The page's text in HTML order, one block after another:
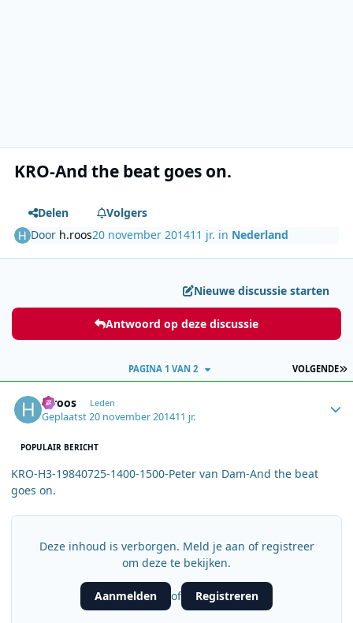
KRO-And the beat goes on.
Delen
Volgers
Door h.roos20 november 201411 jr. in Nederland
Nieuwe discussie starten
Antwoord op deze discussie
VOLGENDE
PAGINA 1 VAN 2
h.roos Leden
Geplaatst20 november 201411 jr.
POPULAIR BERICHT
KRO-H3-19840725-1400-1500-Peter van Dam-And the beat
goes on.
Deze inhoud is verborgen. Meld je aan of registreer
om deze te bekijken.
Aanmelden of Registreren